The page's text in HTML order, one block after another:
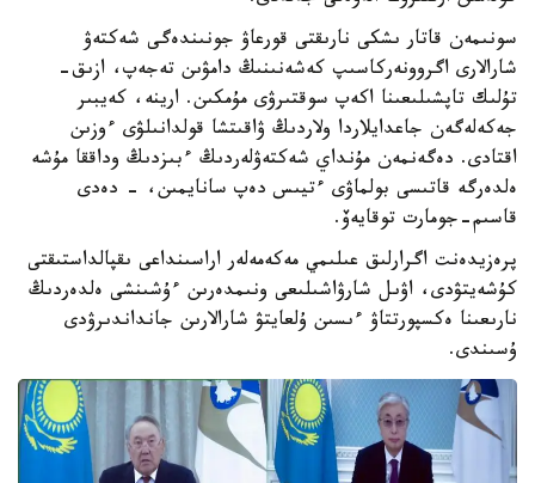
سونىمەن قاتار ىشكى نارىقتى قورعاۋ جونىندەگى شەكتەۋ
شارالارى اگروونەركاسىپ كەشەنىنىڭ دامۋىن تەجەپ، ازىق-
تۇلىك تاپشىلىعىنا اكەپ سوقتىرۋى مۇمكىن. ارينە، كەيبىر
جەكەلەگەن جاعدايلاردا ولاردىڭ ۋاقىتشا قولدانىلۋى ءوزىن
اقتادى. دەگەنمەن مۇنداي شەكتەۋلەردىڭ ءبىزدىڭ وداققا مۇشە
ەلدەرگە قاتىسى بولماۋى ءتيىس دەپ سانايمىن، - دەدى
قاسىم-جومارت توقايەۆ.
پرەزيدەنت اگرارلىق عىلىمي مەكەمەلەر اراسىنداعى ىقپالداستىقتى
كۇشەيتۋدى، اۋىل شارۋاشىلىعى ونىمدەرىن ءۇشىنشى ەلدەردىڭ
نارىعىنا ەكسپورتتاۋ ءىسىن ۇلعايتۋ شارالارىن جانداندىرۋدى
ۇسىندى.